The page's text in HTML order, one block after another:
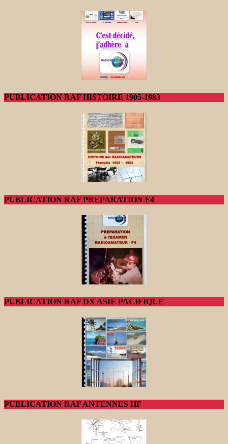
PUBLICATION RAF HISTOIRE 1905-1983
PUBLICATION RAF PREPARATION F4
PUBLICATION RAF DX ASIE PACIFIQUE
PUBLICATION RAF ANTENNES HF